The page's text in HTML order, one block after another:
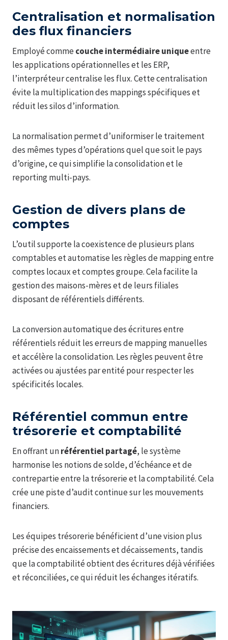
Centralisation et normalisation
des flux financiers
Employé commecouche intermédiaire uniqueentre
les applications opérationnelles et les ERP,
l’interpréteur centralise les flux. Cette centralisation
évite la multiplication des mappings spécifiques et
réduit les silos d’information.
La normalisation permet d’uniformiser le traitement
des mêmes types d’opérations quel que soit le pays
d’origine, ce qui simplifie la consolidation et le
reporting multi-pays.
Gestion de divers plans de
comptes
L’outil supporte la coexistence de plusieurs plans
comptables et automatise les règles de mapping entre
comptes locaux et comptes groupe. Cela facilite la
gestion des maisons-mères et de leurs filiales
disposant de référentiels différents.
La conversion automatique des écritures entre
référentiels réduit les erreurs de mapping manuelles
et accélère la consolidation. Les règles peuvent être
activées ou ajustées par entité pour respecter les
spécificités locales.
Référentiel commun entre
trésorerie et comptabilité
En offrant unréférentiel partagé, le système
harmonise les notions de solde, d’échéance et de
contrepartie entre la trésorerie et la comptabilité. Cela
crée une piste d’audit continue sur les mouvements
financiers.
Les équipes trésorerie bénéficient d’une vision plus
précise des encaissements et décaissements, tandis
que la comptabilité obtient des écritures déjà vérifiées
et réconciliées, ce qui réduit les échanges itératifs.